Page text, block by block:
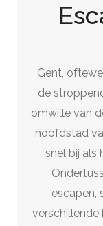
Gent,
de
omwille van
hoofdstad
snel bij als
escapen,
verschillende